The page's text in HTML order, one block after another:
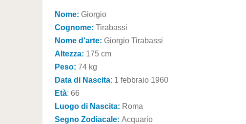
Nome: Giorgio
Cognome: Tirabassi
Nome d'arte: Giorgio Tirabassi
Altezza: 175 cm
Peso: 74 kg
Data di Nascita: 1 febbraio 1960
Età: 66
Luogo di Nascita: Roma
Segno Zodiacale: Acquario